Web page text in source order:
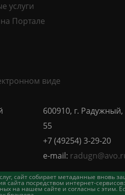
сайт собирает метаданные
сайта посредством интернет-
на нашем сайте и согласны с этим.
услуги
Портале
виде
600910, г. Радужный,
55
+7 (49254) 3-29-20
e-mail: